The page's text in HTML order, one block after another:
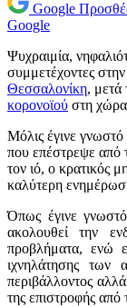
Google
Google
Ψυχραιμία,
συμμετέχοντες
Θεσσαλονίκη, μετά
κορονοϊού στη
Μόλις έγινε
που επέστρεψε από
τον ιό, ο κρατικός
καλύτερη
Όπως έγινε
ακολουθεί την
προβλήματα, ενώ
ιχνηλάτησης των
περιβάλλοντος
της επιστροφής από